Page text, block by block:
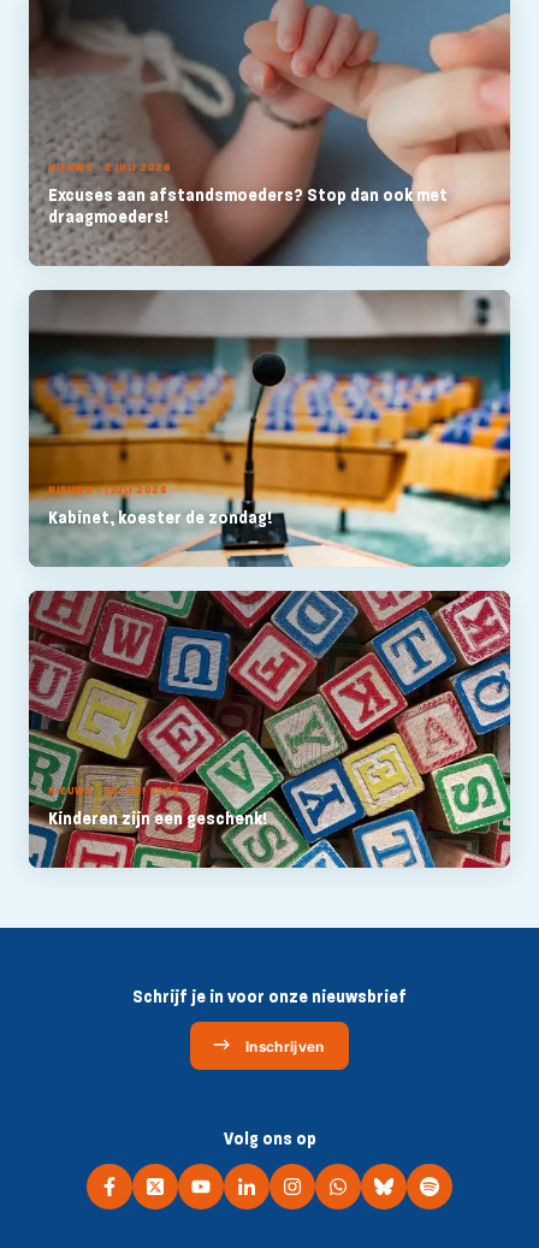
NIEUWS - 2 JULI 2026
Excuses aan afstandsmoeders? Stop dan ook met
draagmoeders!
NIEUWS - 1 JULI 2026
Kabinet, koester de zondag!
NIEUWS - 25 JUNI 2026
Kinderen zijn een geschenk!
Schrijf je in voor onze nieuwsbrief
Inschrijven
Volg ons op